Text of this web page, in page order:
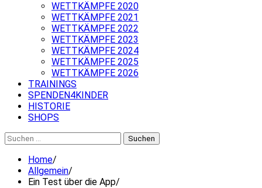
WETTKÄMPFE 2020
WETTKÄMPFE 2021
WETTKÄMPFE 2022
WETTKÄMPFE 2023
WETTKÄMPFE 2024
WETTKÄMPFE 2025
WETTKÄMPFE 2026
TRAININGS
SPENDEN4KINDER
HISTORIE
SHOPS
Suchen
nach:
Home
Allgemein
Ein Test über die App